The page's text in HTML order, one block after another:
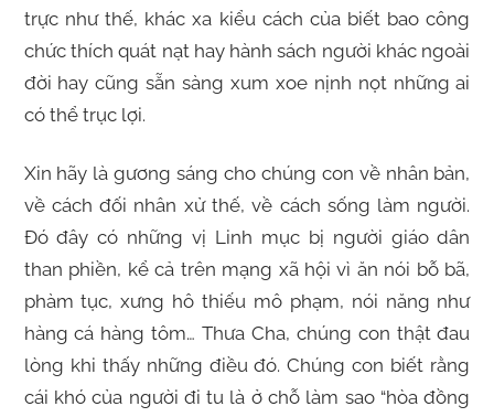
trực như thế, khác xa kiểu cách của biết bao công
chức thích quát nạt hay hành sách người khác ngoài
đời hay cũng sẵn sàng xum xoe nịnh nọt những ai
có thể trục lợi.
Xin hãy là gương sáng cho chúng con về nhân bản,
về cách đối nhân xử thế, về cách sống làm người.
Đó đây có những vị Linh mục bị người giáo dân
than phiền, kể cả trên mạng xã hội vì ăn nói bỗ bã,
phàm tục, xưng hô thiếu mô phạm, nói năng như
hàng cá hàng tôm… Thưa Cha, chúng con thật đau
lòng khi thấy những điều đó. Chúng con biết rằng
cái khó của người đi tu là ở chỗ làm sao “hòa đồng